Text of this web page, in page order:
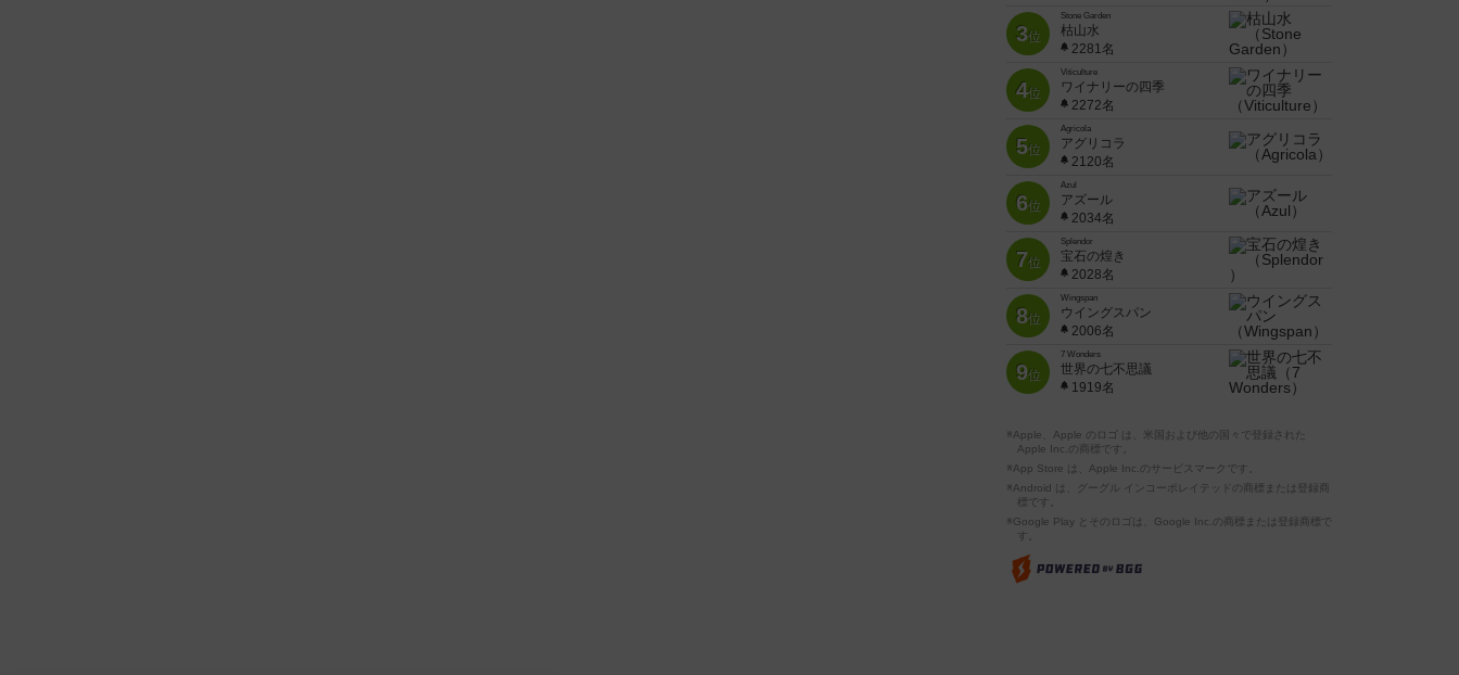
3位
Stone Garden
枯山水
2281名
4位
Viticulture
ワイナリーの四季
2272名
5位
Agricola
アグリコラ
2120名
6位
Azul
アズール
2034名
7位
Splendor
宝石の煌き
2028名
8位
Wingspan
ウイングスパン
2006名
9位
7 Wonders
世界の七不思議
1919名
※Apple、Apple のロゴ は、米国および他の国々で登録された
Apple Inc.の商標です。
※App Store は、Apple Inc.のサービスマークです。
※Android は、グーグル インコーポレイテッドの商標または登録商
標です。
※Google Play とそのロゴは、Google Inc.の商標または登録商標で
す。